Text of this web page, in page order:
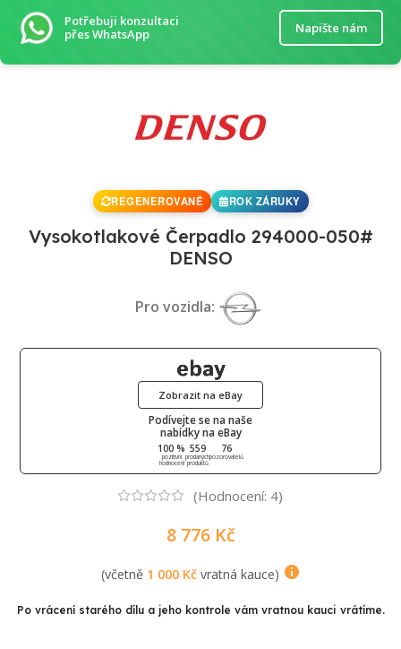
Potřebuji konzultaci
přes WhatsApp
Napište nám
REGENEROVANÉ ROK ZÁRUKY
Vysokotlakové Čerpadlo 294000-050#
DENSO
Pro vozidla:
Podívejte se na naše
nabídky na eBay
100 %
pozitivní
hodnocení
559
prodaných
produktů
76
pozorovatelů
Zobrazit na eBay
(Hodnocení: 4)
8 776 Kč
(včetně 1 000 Kčvratná kauce)
Po vrácení starého dílu a jeho kontrole vám vratnou kauci vrátíme.